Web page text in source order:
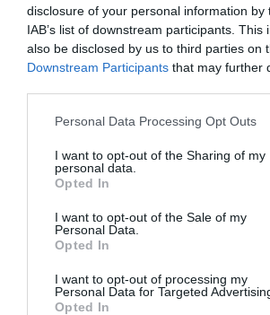
disclosure of your personal information by
IAB’s list of downstream participants. This
also be disclosed by us to third parties on
Downstream Participants that may further
Please note that this website/app uses
not limited to your visit or usage
grant or deny consent to Google and its
use your data for below specified
consent section.
Personal Data Processing Opt Outs
I want to opt-out of the Sharing of my
personal data.
Opted In
I want to opt-out of the Sale of my
Personal Data.
Opted In
I want to opt-out of processing my
Personal Data for Targeted
Opted In
Η Αθήνα παρακολουθεί:
τουρκικές κινήσεις στο
τη ρητορική περί
αλλά και τα σενάρια
τετελεσμένων.
διπλωματικού μηχανισμού
Άγκυρα επιχειρήσει μια
κρίση”που θα οδηγήσει σε: